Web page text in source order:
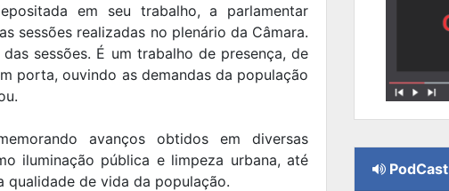
em seu trabalho, a parlamentar
sessões realizadas no plenário da Câmara.
sessões. É um trabalho de presença, de
porta, ouvindo as demandas da população
avanços obtidos em diversas
iluminação pública e limpeza urbana, até
qualidade de vida da população.
PodCast